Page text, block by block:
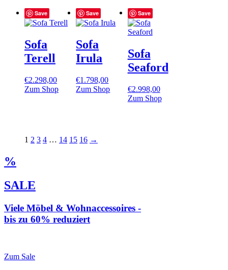
Save
Sofa
Terell
€2.298,00
Zum Shop
Save
Sofa
Irula
€1.798,00
Zum Shop
Save
Sofa
Seaford
€2.998,00
Zum Shop
1 2 3 4 … 14 15 16 →
%
SALE
Viele Möbel & Wohnaccessoires -
bis zu 60% reduziert
Zum Sale